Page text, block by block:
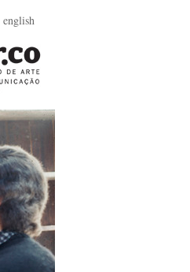
english